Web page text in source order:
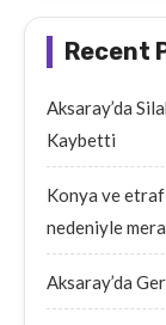
Recent
Aksaray’da
Kaybetti
Konya ve
nedeniyle
Aksaray’da